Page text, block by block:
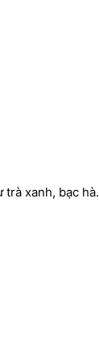
xanh, bạc hà.